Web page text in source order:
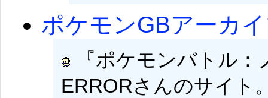
ポケモンGBアーカ
『ポケモンバトル
ERRORさんのサイト